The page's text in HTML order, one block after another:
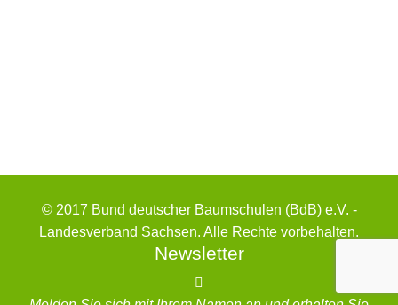
© 2017 Bund deutscher Baumschulen (BdB) e.V. -
Landesverband Sachsen. Alle Rechte vorbehalten.
Newsletter